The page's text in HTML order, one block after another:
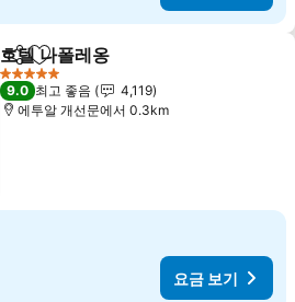
공유 즐겨찾기에 추가
호텔 나폴레옹
5 성급
9.0 최고 좋음
4,119
에투알 개선문에서 0.3km
요금 보기